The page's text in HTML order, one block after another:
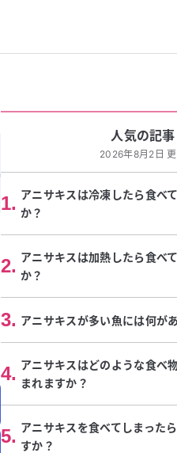
人気の記事
2026年8月2日
1. アニサキスは冷凍したら食べ
か？
2. アニサキスは加熱したら食べ
か？
3. アニサキスが多い魚には何が
4. アニサキスはどのような食べ
まれますか？
5. アニサキスを食べてしまった
すか？